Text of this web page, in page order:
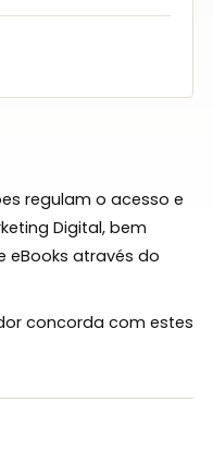
regulam o acesso e
Digital, bem
eBooks através do
concorda com estes